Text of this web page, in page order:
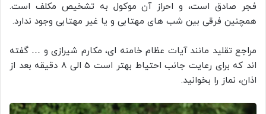
فجر صادق است، و احراز آن موکول به تشخیص مکلف است.
همچنین فرقی بین شب های مهتابی و یا غیر مهتابی وجود ندارد.
مراجع تقلید مانند آیات عظام خامنه ای، مکارم شیرازی و … گفته
اند که برای رعایت جانب احتیاط بهتر است 5 الی 8 دقیقه بعد از
اذان، نماز را بخوانید.